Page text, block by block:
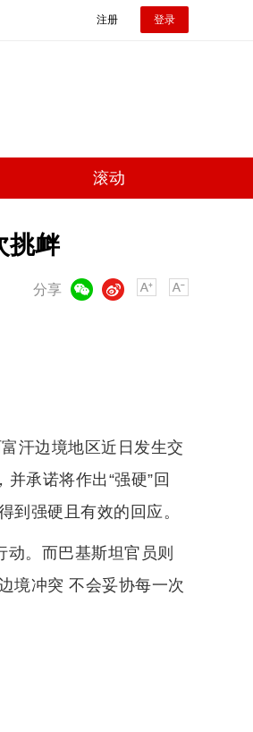
注册 登录
滚动
挑衅
分享
微博
汗边境地区近日发生交
承诺将作出“强硬”回
到强硬且有效的回应。
动。而巴基斯坦官员则
境冲突 不会妥协每一次